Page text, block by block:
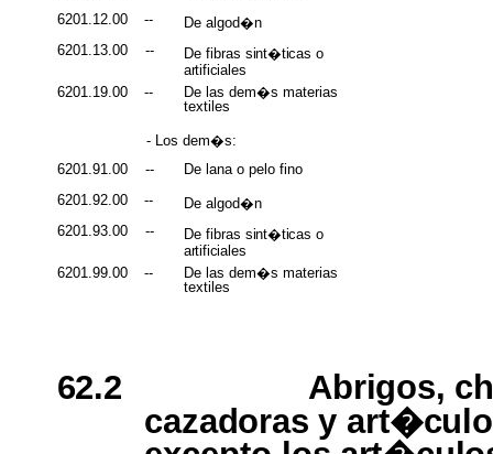
6201.12.00
--
De algod�n
6201.13.00
-- De fibras sint�ticas o
artificiales
6201.19.00
--
De las dem�s materias
textiles
- Los dem�s:
6201.91.00
--
De lana o pelo fino
6201.92.00
--
De algod�n
6201.93.00
-- De fibras sint�ticas o
artificiales
6201.99.00
--
De las dem�s materias
textiles
62.2
Abrigos,
cazadorasy